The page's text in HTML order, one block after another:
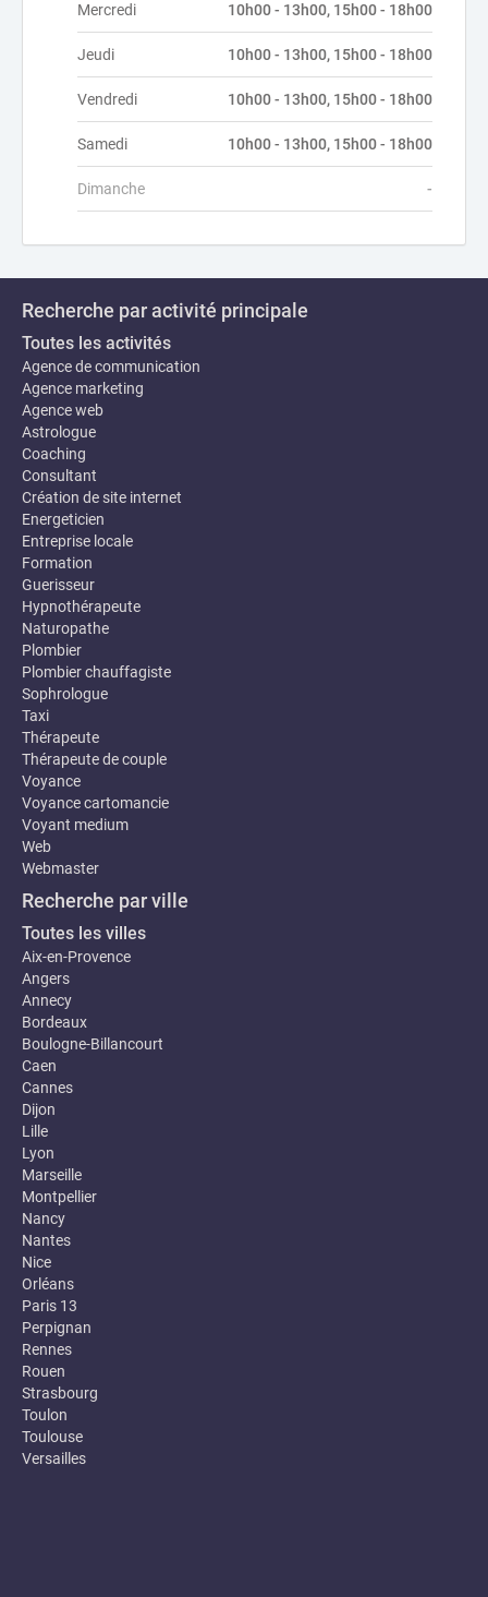
Mercredi 10h00 - 13h00, 15h00 - 18h00
Jeudi 10h00 - 13h00, 15h00 - 18h00
Vendredi 10h00 - 13h00, 15h00 - 18h00
Samedi 10h00 - 13h00, 15h00 - 18h00
Dimanche -
Recherche par activité principale
Toutes les activités
Agence de communication
Agence marketing
Agence web
Astrologue
Coaching
Consultant
Création de site internet
Energeticien
Entreprise locale
Formation
Guerisseur
Hypnothérapeute
Naturopathe
Plombier
Plombier chauffagiste
Sophrologue
Taxi
Thérapeute
Thérapeute de couple
Voyance
Voyance cartomancie
Voyant medium
Web
Webmaster
Recherche par ville
Toutes les villes
Aix-en-Provence
Angers
Annecy
Bordeaux
Boulogne-Billancourt
Caen
Cannes
Dijon
Lille
Lyon
Marseille
Montpellier
Nancy
Nantes
Nice
Orléans
Paris 13
Perpignan
Rennes
Rouen
Strasbourg
Toulon
Toulouse
Versailles